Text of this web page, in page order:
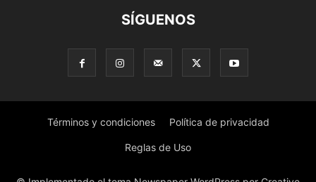
SÍGUENOS
Términos y condiciones Política de privacidad
Reglas de Uso